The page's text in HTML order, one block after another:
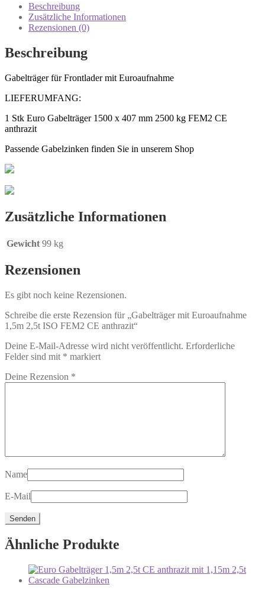
Beschreibung
Zusätzliche Informationen
Rezensionen (0)
Beschreibung
Gabelträger für Frontlader mit Euroaufnahme
LIEFERUMFANG:
1 Stk Euro Gabelträger 1500 x 407 mm 2500 kg FEM2 CE
anthrazit
Passende Gabelzinken finden Sie in unserem Shop
Zusätzliche Informationen
Gewicht 99 kg
Rezensionen
Es gibt noch keine Rezensionen.
Schreibe die erste Rezension für „Gabelträger mit Euroaufnahme
1,5m 2,5t ISO FEM2 CE anthrazit“
Deine E-Mail-Adresse wird nicht veröffentlicht. Erforderliche
Felder sind mit * markiert
Deine Rezension *
Name
E-Mail
Ähnliche Produkte